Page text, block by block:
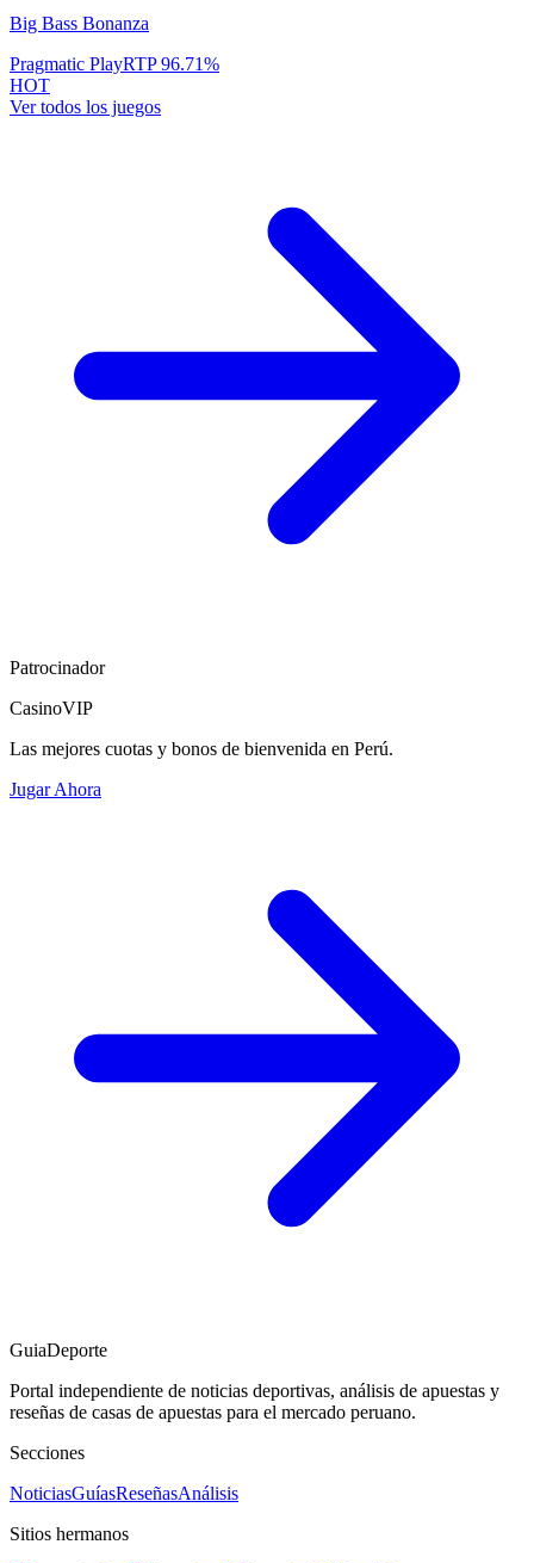
Big Bass Bonanza
Pragmatic PlayRTP96.71%
HOT
Ver todos los juegos
Patrocinador
CasinoVIP
Las mejores cuotas y bonos de bienvenida en Perú.
Jugar Ahora
GuiaDeporte
Portal independiente de noticias deportivas, análisis de apuestas y
reseñas de casas de apuestas para el mercado peruano.
Secciones
NoticiasGuíasReseñasAnálisis
Sitios hermanos